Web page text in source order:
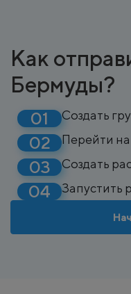
Как
Бермуды?
Создать
Перейти
Создать
Запустить